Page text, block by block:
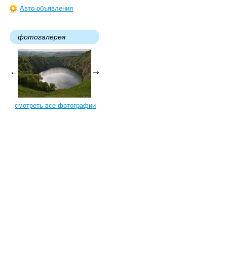
Авто-объявления
фотогалерея
смотреть все фотографии